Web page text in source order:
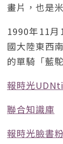
畫片，也是
1990年11
國大陸東西
的單騎「藍
報時光
聯合知識庫
報時光臉書